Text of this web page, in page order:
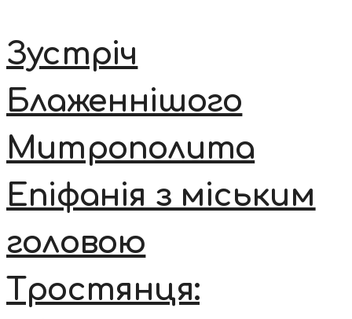
Зустріч
Блаженнішого
Митрополита
Епіфанія з міським
головою
Тростянця: